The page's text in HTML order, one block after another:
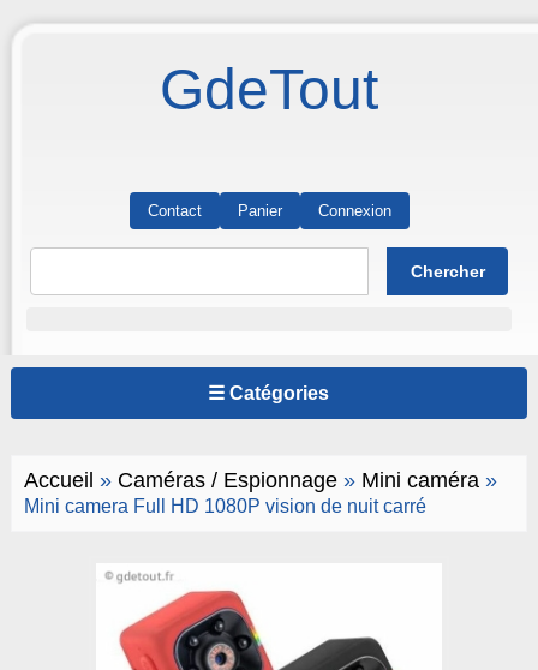
GdeTout
Contact Panier Connexion
☰ Catégories
Accueil » Caméras / Espionnage» Mini caméra»
Mini camera Full HD 1080P vision de nuit carré